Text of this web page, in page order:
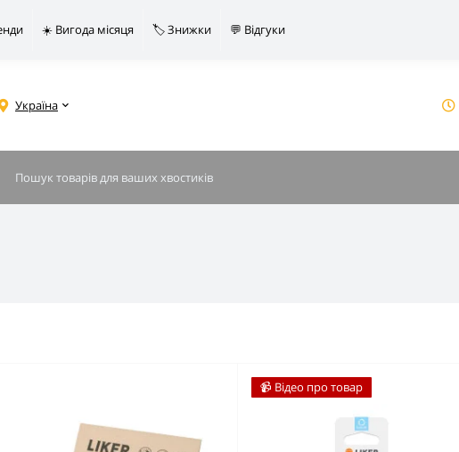
☀️ Вигода місяця 🏷️ Знижки 💬 Відгуки
Україна
📹 Відео про товар